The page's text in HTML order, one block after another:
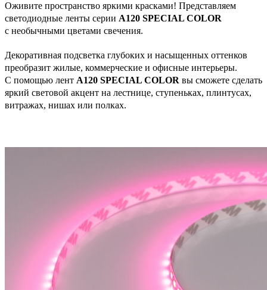
Оживите пространство яркими красками! Представляем
светодиодные ленты серии А120 SPECIAL COLOR
с необычными цветами свечения.
Декоративная подсветка глубоких и насыщенных оттенков
преобразит жилые, коммерческие и офисные интерьеры.
С помощью лент А120 SPECIAL COLOR вы сможете сделать
яркий световой акцент на лестнице, ступеньках, плинтусах,
витражах, нишах или полках.